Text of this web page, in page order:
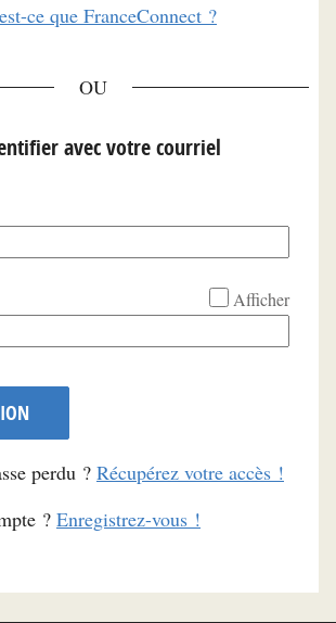
ce que FranceConnect ?
avec votre courriel
Afficher
perdu ? Récupérez votre accès !
? Enregistrez-vous !